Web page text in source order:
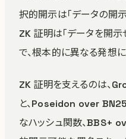
択的開示は「データの開
ZK 証明は「データを開
で、根本的に異なる発想に
ZK 証明を支えるのは、
と、Poseidon over
なハッシュ関数、BBS+